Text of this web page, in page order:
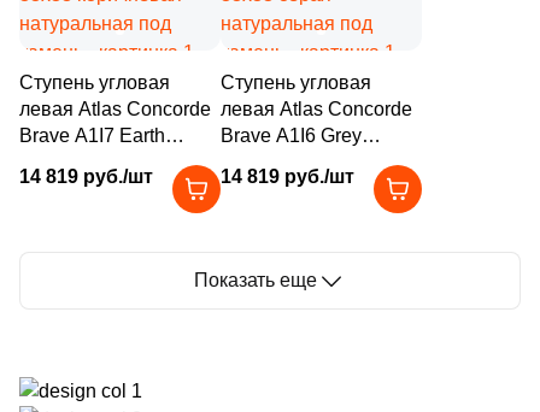
Ступень угловая
левая Atlas Concorde
Brave A1I7 Earth
Scalino Angolare SX
33х33 коричневая
14 819 руб./шт
Ступень угловая
левая Atlas Concorde
Brave A1I6 Grey
Scalino Angolare SX
33х33 серая
14 819 руб./шт
Показать еще